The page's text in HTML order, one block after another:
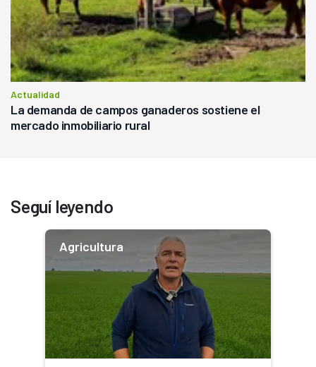
Actualidad
La demanda de campos ganaderos sostiene el
mercado inmobiliario rural
Seguí leyendo
Agricultura